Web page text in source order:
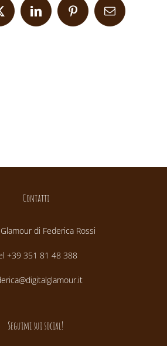
LinkedInPinterestEmail
Contatti
di Federica Rossi
+39 351 81 48 388
Seguimi sui social!